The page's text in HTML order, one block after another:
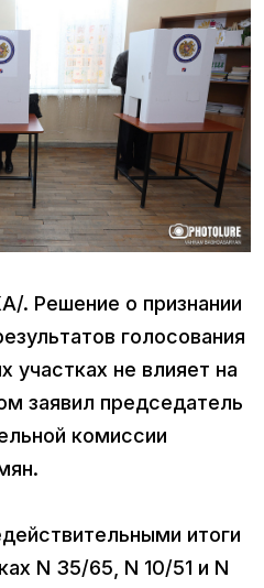
. Решение о признании
голосования
участках не влияет на
заявил председатель
комиссии
итоги
N 35/65, N 10/51 и N